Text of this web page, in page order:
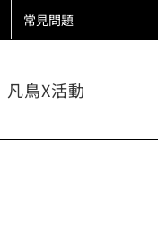
常見問題
凡鳥X活動